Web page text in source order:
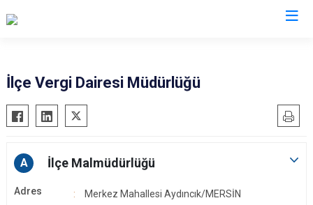
Anamur
Aydıncık
Bozyazı
Çamlıyayla
Erdemli
Toroslar
İlçe Vergi Dairesi Müdürlüğü
A İlçe Malmüdürlüğü
Adres
Merkez Mahallesi Aydıncık/MERSİN